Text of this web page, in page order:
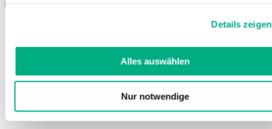
unsererDatenschutzerklärungundImpressum.
Details zeigen
Alles auswählen
Nur notwendige
JuzoPro Digitus Xtec
Vingerorthese
Immobilisatie van de vingers
Gemakkelijk aan- en uit te trekken